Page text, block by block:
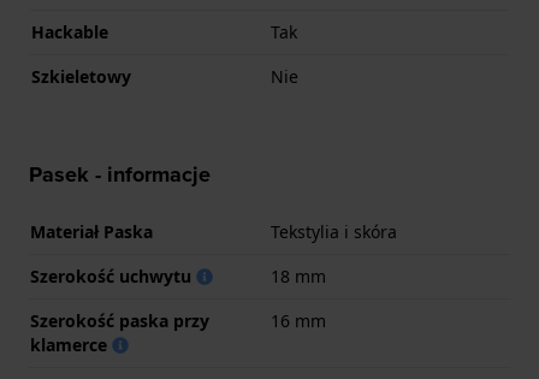
Hackable
Tak
Szkieletowy
Nie
Pasek - informacje
Materiał Paska
Tekstylia i skóra
Szerokość uchwytu
18 mm
Szerokość paska przy
klamerce
16 mm